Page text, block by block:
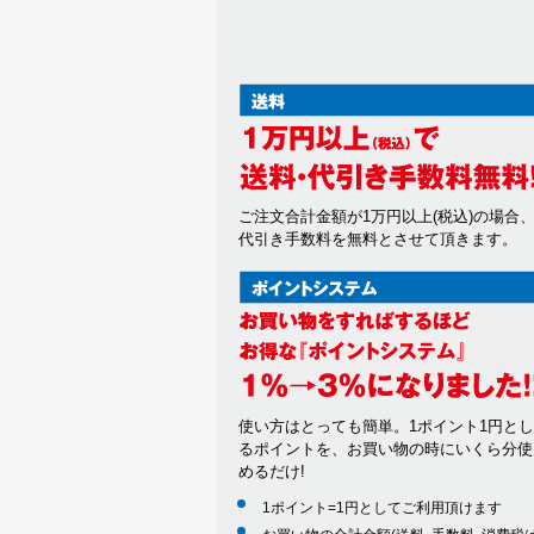
ご注文合計金額が1万円以上(税込)の場合
代引き手数料を無料とさせて頂きます。
使い方はとっても簡単。1ポイント1円と
るポイントを、お買い物の時にいくら分
めるだけ!
1ポイント=1円としてご利用頂けます